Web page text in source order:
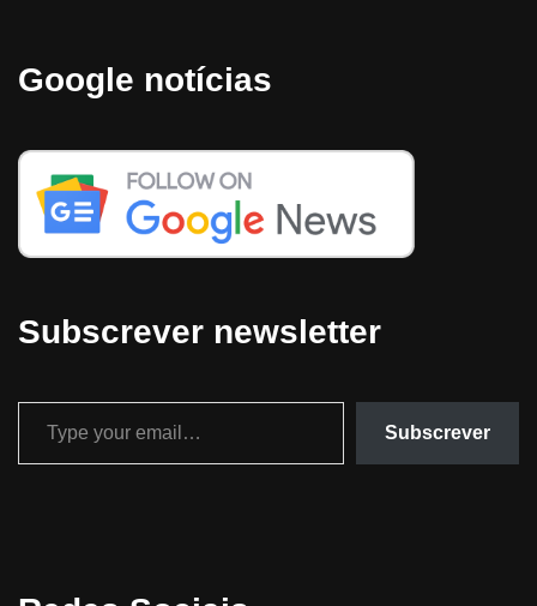
Google notícias
Subscrever newsletter
Subscrever